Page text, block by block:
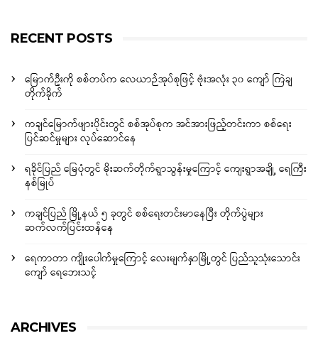
RECENT POSTS
မြောက်ဦးကို စစ်တပ်က လေယာဉ်အုပ်စုဖြင့် ဗုံးအလုံး ၃၀ ကျော် ကြဲချ
တိုက်ခိုက်
ကချင်မြောက်ဖျားပိုင်းတွင် စစ်အုပ်စုက အင်အားဖြည့်တင်းကာ စစ်ရေး
ပြင်ဆင်မှုများ လုပ်ဆောင်နေ
ရခိုင်ပြည် မြေပုံတွင် မိုးဆက်တိုက်ရွာသွန်းမှုကြောင့် ကျေးရွာအချို့ ရေကြီး
နစ်မြုပ်
ကချင်ပြည် မြို့နယ် ၅ ခုတွင် စစ်ရေးတင်းမာနေပြီး တိုက်ပွဲများ
ဆက်လက်ပြင်းထန်နေ
ရေကာတာ ကျိုးပေါက်မှုကြောင့် လေးမျက်နှာမြို့တွင် ပြည်သူသုံးသောင်း
ကျော် ရေဘေးသင့်
ARCHIVES